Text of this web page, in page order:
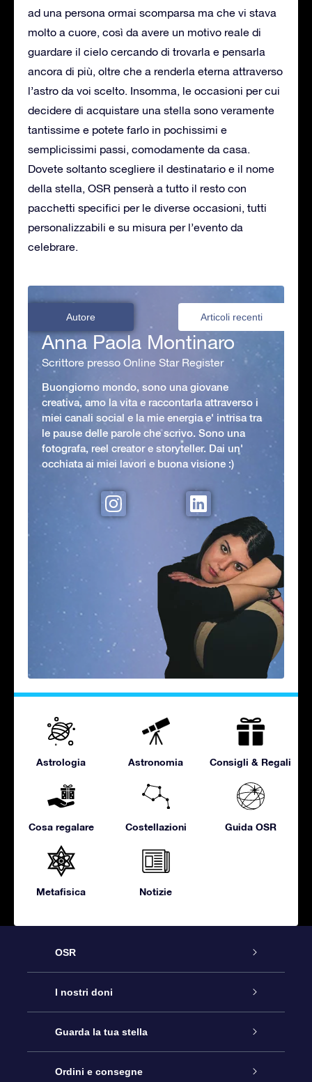
ad una persona ormai scomparsa ma che vi stava
molto a cuore, così da avere un motivo reale di
guardare il cielo cercando di trovarla e pensarla
ancora di più, oltre che a renderla eterna attraverso
l’astro da voi scelto. Insomma, le occasioni per cui
decidere di acquistare una stella sono veramente
tantissime e potete farlo in pochissimi e
semplicissimi passi, comodamente da casa.
Dovete soltanto scegliere il destinatario e il nome
della stella, OSR penserà a tutto il resto con
pacchetti specifici per le diverse occasioni, tutti
personalizzabili e su misura per l’evento da
celebrare.
Autore Articoli recenti
Anna Paola Montinaro
Scrittore presso Online Star Register
Buongiorno mondo, sono una giovane
creativa, amo la vita e raccontarla attraverso i
miei canali social e la mie energia e' intrisa tra
le pause delle parole che scrivo. Sono una
fotografa, reel creator e storyteller. Dai un'
occhiata ai miei lavori e buona visione :)
Astrologia Astronomia Consigli & Regali
Cosa regalare Costellazioni Guida OSR
Metafisica Notizie
OSR
Assistenza
Contattaci
Blog
I nostri doni
Online Star Gift
Pacchetto regalo OSR
Guarda la tua stella
Registro stellare
Ordini e consegne